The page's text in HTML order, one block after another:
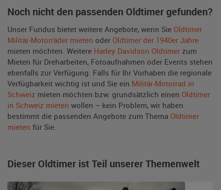
Noch nicht den passenden Oldtimer gefunden?
Unser Fundus bietet weitere Angebote, wenn Sie Oldtimer
Militär-Motorräder mieten oder Oldtimer der 1940er Jahre
mieten möchten. Weitere Harley Davidson Oldtimer zum
Mieten für Dreharbeiten, Fotoaufnahmen oder Events stehen
ebenfalls zur Verfügung. Falls für Ihr Vorhaben die regionale
Verfügbarkeit wichtig ist und Sie ein Militär-Motorrad in
Schweiz mieten möchten bzw. grundsätzlich einen Oldtimer
in Schweiz mieten wollen – kein Problem, wir haben
bestimmt die passenden Angebote zum Thema Oldtimer
mieten für Sie.
Dieser Oldtimer ist Teil unserer Themenwelt